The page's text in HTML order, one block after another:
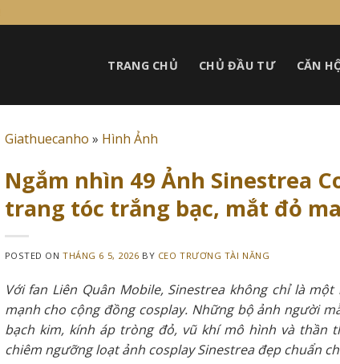
TRANG CHỦ CHỦ ĐẦU TƯ CĂN
Giathuecanho » Hình Ảnh
Ngắm nhìn 49 Ảnh Sinestrea
trang tóc trắng bạc, mắt đỏ
POSTED ONTHÁNG 6 5, 2026 BY CEO TRƯƠNG TÀI NĂNG
Với fan Liên Quân Mobile, Sinestrea không chỉ là
mạnh cho cộng đồng cosplay. Những bộ ảnh người
bạch kim, kính áp tròng đỏ, vũ khí mô hình và thần
chiêm ngưỡng loạt ảnh cosplay Sinestrea đẹp chuẩn